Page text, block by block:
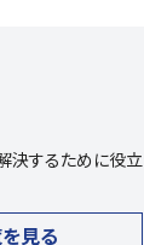
決するために
見る